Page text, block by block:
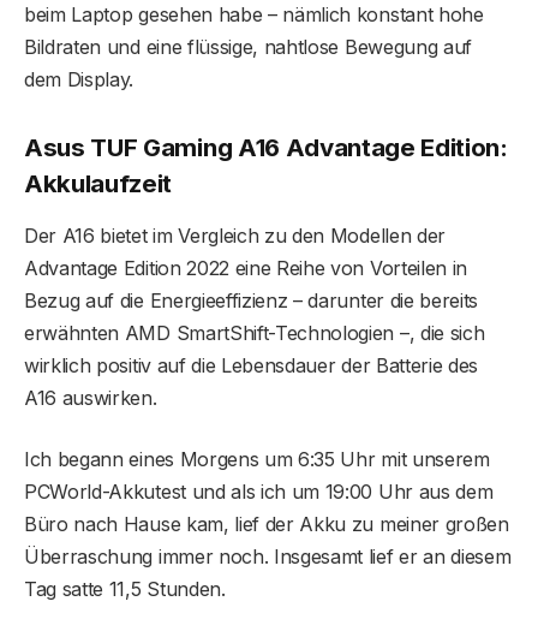
beim Laptop gesehen habe – nämlich konstant hohe
Bildraten und eine flüssige, nahtlose Bewegung auf
dem Display.
Asus TUF Gaming A16 Advantage Edition:
Akkulaufzeit
Der A16 bietet im Vergleich zu den Modellen der
Advantage Edition 2022 eine Reihe von Vorteilen in
Bezug auf die Energieeffizienz – darunter die bereits
erwähnten AMD SmartShift-Technologien –, die sich
wirklich positiv auf die Lebensdauer der Batterie des
A16 auswirken.
Ich begann eines Morgens um 6:35 Uhr mit unserem
PCWorld-Akkutest und als ich um 19:00 Uhr aus dem
Büro nach Hause kam, lief der Akku zu meiner großen
Überraschung immer noch. Insgesamt lief er an diesem
Tag satte 11,5 Stunden.